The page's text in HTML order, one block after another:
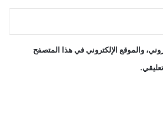
والموقع الإلكتروني في هذا المتصفح